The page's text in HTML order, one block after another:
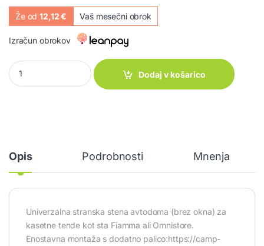
Že od12,12 € Vaš mesečni obrok
Izračun obrokov
Univerzalna stranica za tende 250cm Eurotrail quantity
Dodaj v košarico
Opis Podrobnosti Mnenja
Univerzalna stranska stena avtodoma (brez okna) za
kasetne tende kot sta Fiamma ali Omnistore.
Enostavna montaža s dodatno palico:https://camp-